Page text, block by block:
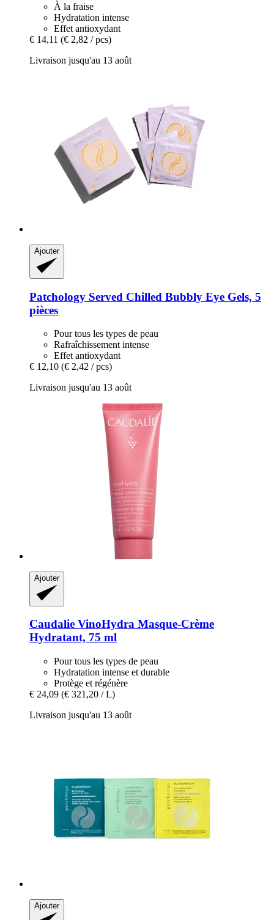
À la fraise
Hydratation intense
Effet antioxydant
€ 14,11 (€ 2,82 / pcs)
Livraison jusqu'au 13 août
Ajouter
Patchology Served Chilled Bubbly Eye Gels, 5
pièces
Pour tous les types de peau
Rafraîchissement intense
Effet antioxydant
€ 12,10 (€ 2,42 / pcs)
Livraison jusqu'au 13 août
Ajouter
Caudalie VinoHydra Masque-​Crème
Hydratant, 75 ml
Pour tous les types de peau
Hydratation intense et durable
Protège et régénère
€ 24,09 (€ 321,20 / L)
Livraison jusqu'au 13 août
Ajouter